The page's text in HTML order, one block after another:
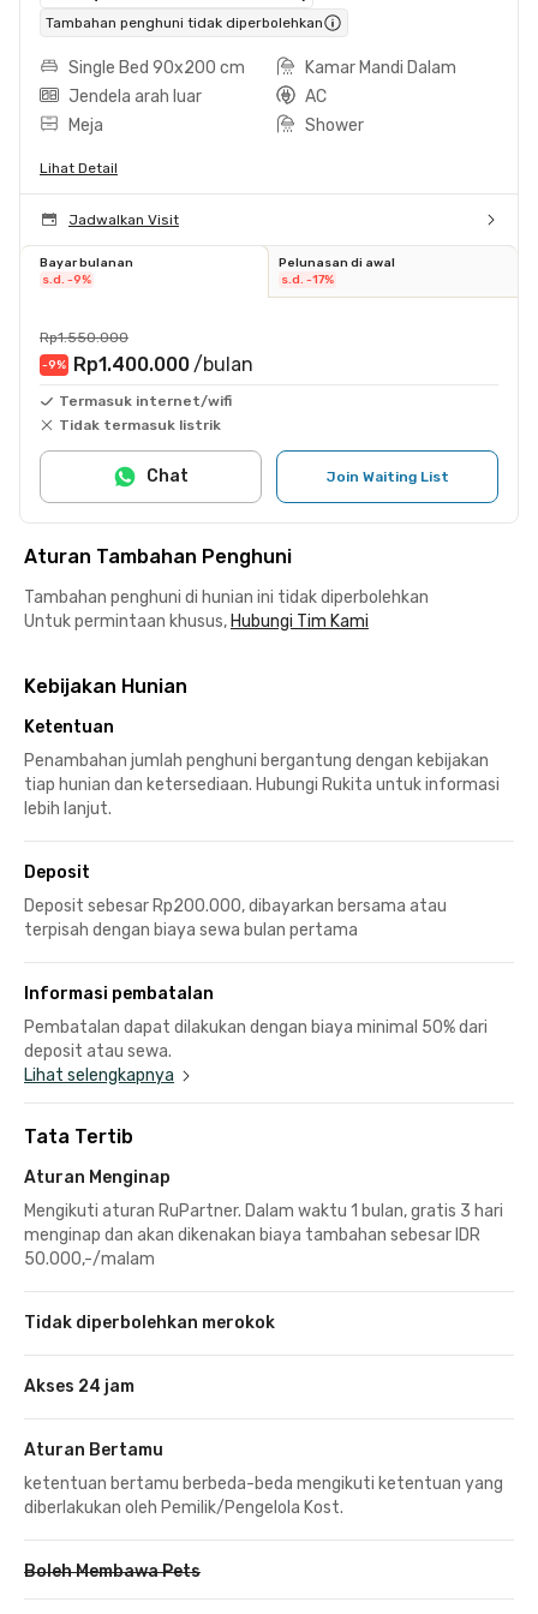
Tambahan penghuni tidak diperbolehkan
Single Bed 90x200 cm
Kamar Mandi Dalam
Jendela arah luar
AC
Meja
Shower
Lihat Detail
Jadwalkan Visit
Bayar bulanan
s.d. -9%
Pelunasan di awal
s.d. -17%
Rp1.550.000
-9% Rp1.400.000 /bulan
Termasuk internet/wifi
Tidak termasuk listrik
Join Waiting List
Chat
Aturan Tambahan Penghuni
Tambahan penghuni di hunian ini tidak diperbolehkan
Untuk permintaan khusus, Hubungi Tim Kami
Kebijakan Hunian
Ketentuan
Penambahan jumlah penghuni bergantung dengan kebijakan
tiap hunian dan ketersediaan. Hubungi Rukita untuk informasi
lebih lanjut.
Deposit
Deposit sebesar Rp200.000, dibayarkan bersama atau
terpisah dengan biaya sewa bulan pertama
Informasi pembatalan
Pembatalan dapat dilakukan dengan biaya minimal 50% dari
deposit atau sewa.
Lihat selengkapnya
Tata Tertib
Aturan Menginap
Mengikuti aturan RuPartner. Dalam waktu 1 bulan, gratis 3 hari
menginap dan akan dikenakan biaya tambahan sebesar IDR
50.000,-/malam
Tidak diperbolehkan merokok
Akses 24 jam
Aturan Bertamu
ketentuan bertamu berbeda-beda mengikuti ketentuan yang
diberlakukan oleh Pemilik/Pengelola Kost.
Boleh Membawa Pets